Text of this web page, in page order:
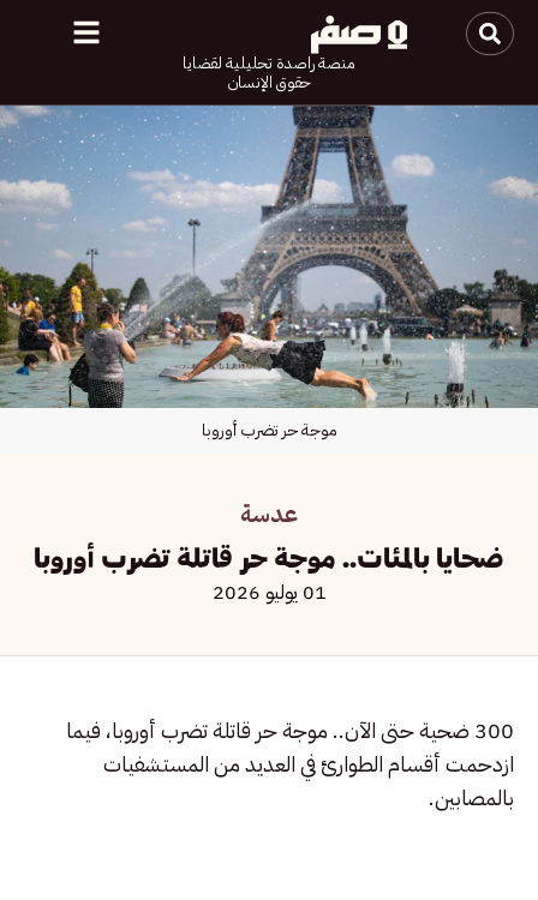
منصة راصدة تحليلية لقضايا
حقوق الإنسان
عدسة
ضحايا بالمئات.. موجة حر قاتلة تضرب أوروبا
01 يوليو 2026
موجة حر تضرب أوروبا
300 ضحية حتى الآن.. موجة حر قاتلة تضرب أوروبا، فيما
ازدحمت أقسام الطوارئ في العديد من المستشفيات
بالمصابين.